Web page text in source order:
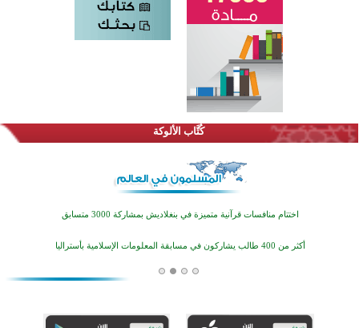
كُتَّاب الألوكة
القرآن والتربية في صدارة البرامج الصيفية للمسلمين في بينزا وساراتوف وموردوفيا هذا العام
اختتام الدورة التاسعة لمسابقة حفظ وتلاوة القرآن الكريم في أزناكاييف
أكثر من 100 شخص يتعرفون على الإسلام خلال يوم المسجد المفتوح في ميلفيل
اختتام منافسات قرآنية متميزة في بنغلاديش بمشاركة 3000 متسابق
افتتاح تاريخي لأول مسجد في بلييفليا بالجبل الأسود منذ أكثر من قرن
منطقة ريبوفسي تحتفل بميلاد مسجد جديد في أجواء إيمانية مميزة